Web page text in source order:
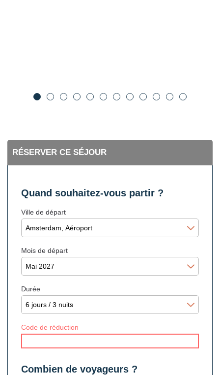
RÉSERVER CE SÉJOUR
Quand souhaitez-vous partir ?
Ville de départ
Mois de départ
Durée
Code de réduction
Combien de voyageurs ?